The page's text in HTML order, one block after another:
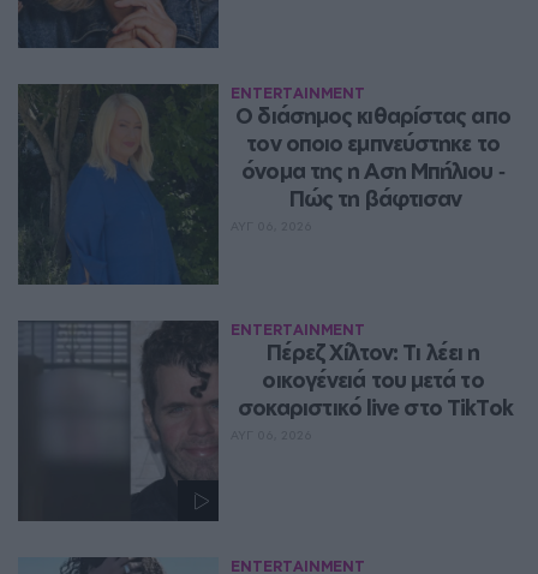
ENTERTAINMENT
Ο διάσημος κιθαρίστας απο
τον οποιο εμπνεύστηκε το
όνομα της η Αση Μπήλιου ‑
Πώς τη βάφτισαν
ENTERTAINMENT
Πέρεζ Χίλτον: Τι λέει η
οικογένειά του μετά το
σοκαριστικό live στο TikTok
ENTERTAINMENT